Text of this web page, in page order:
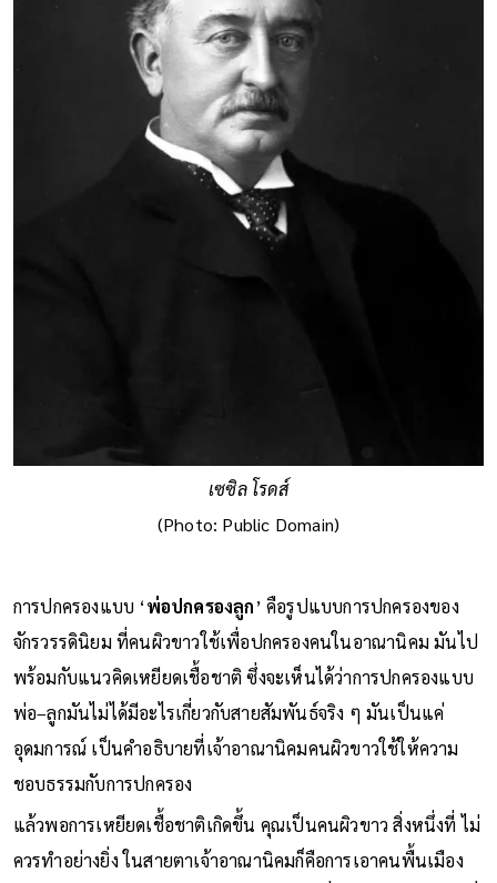
เซซิล โรดส์
(Photo: Public Domain)
การปกครองแบบ ‘พ่อปกครองลูก’ คือรูปแบบการปกครองของ
จักรวรรดินิยม ที่คนผิวขาวใช้เพื่อปกครองคนในอาณานิคม มันไป
พร้อมกับแนวคิดเหยียดเชื้อชาติ ซึ่งจะเห็นได้ว่าการปกครองแบบ
พ่อ–ลูกมันไม่ได้มีอะไรเกี่ยวกับสายสัมพันธ์จริง ๆ มันเป็นแค่
อุดมการณ์ เป็นคําอธิบายที่เจ้าอาณานิคมคนผิวขาวใช้ให้ความ
ชอบธรรมกับการปกครอง
แล้วพอการเหยียดเชื้อชาติเกิดขึ้น คุณเป็นคนผิวขาว สิ่งหนึ่งที่ ไม่
ควรทำอย่างยิ่ง ในสายตาเจ้าอาณานิคมก็คือการเอาคนพื้นเมือง